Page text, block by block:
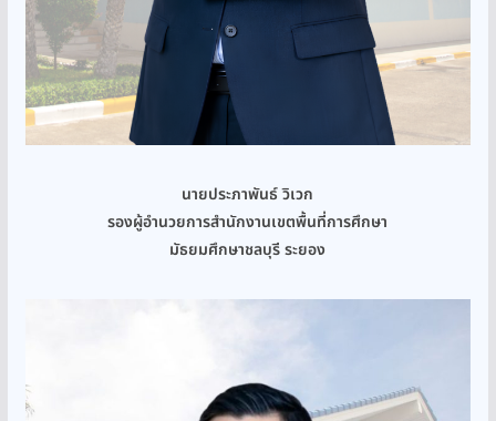
นายประภาพันธ์ วิเวก
รองผู้อำนวยการสำนักงานเขตพื้นที่การศึกษา
มัธยมศึกษาชลบุรี ระยอง